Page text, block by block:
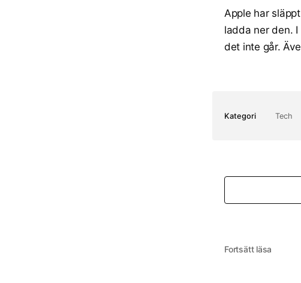
Apple har
ladda ner den.
det inte går.
Kategori Tech
Fortsätt läsa